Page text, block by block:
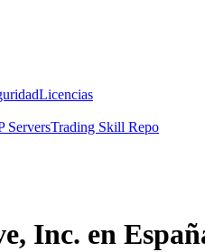
Licencias
ServersTrading Skill Repo
Inc. en